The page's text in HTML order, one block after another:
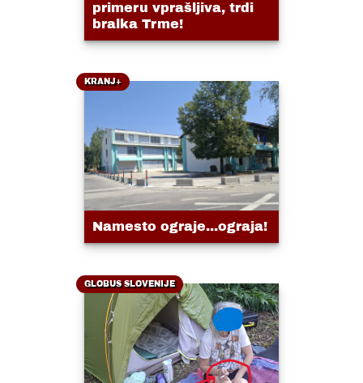
primeru vprašljiva, trdi
bralka Trme!
KRANJ+
Namesto ograje...ograja!
GLOBUS SLOVENIJE